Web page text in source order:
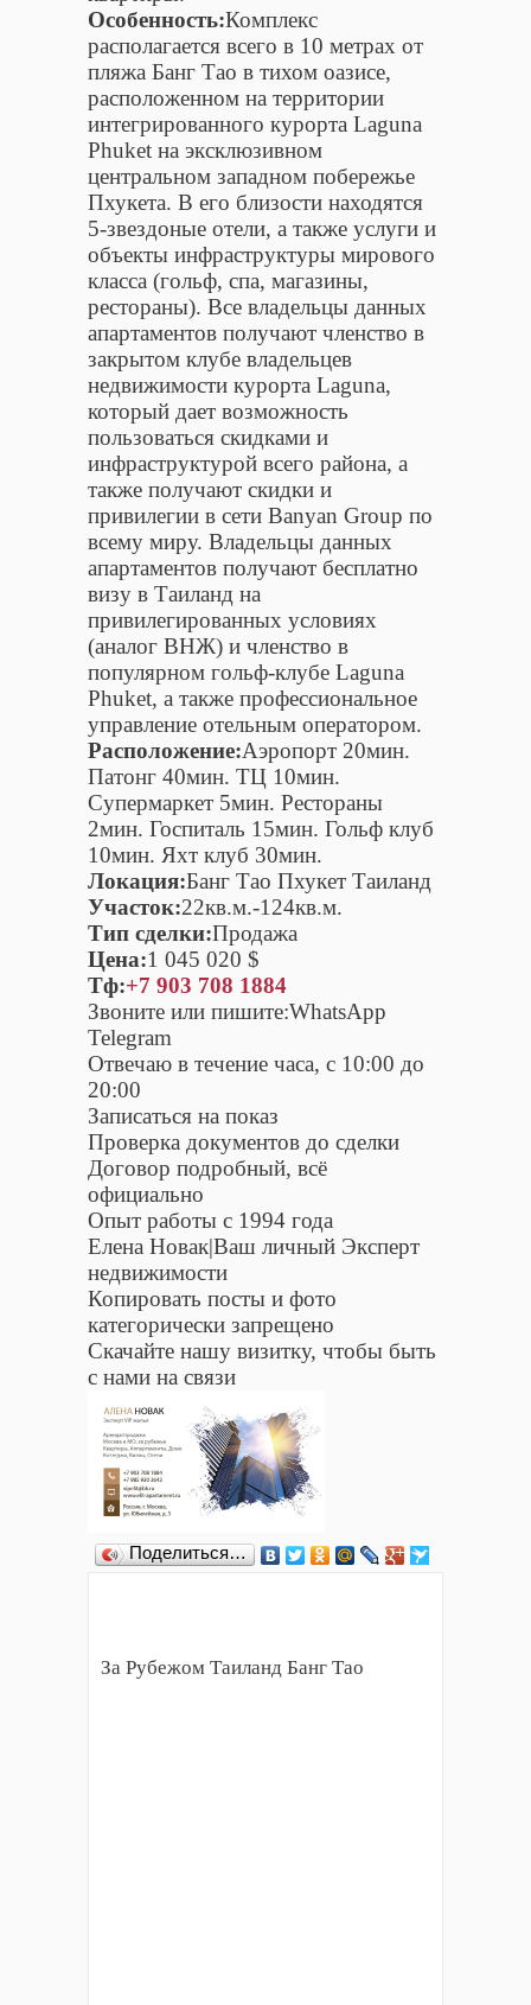
Особенность:Комплекс
располагается всего в 10 метрах от
пляжа Банг Тао в тихом оазисе,
расположенном на территории
интегрированного курорта Laguna
Phuket на эксклюзивном
центральном западном побережье
Пхукета. В его близости находятся
5-звездоные отели, а также услуги и
объекты инфраструктуры мирового
класса (гольф, спа, магазины,
рестораны). Все владельцы данных
апартаментов получают членство в
закрытом клубе владельцев
недвижимости курорта Laguna,
который дает возможность
пользоваться скидками и
инфраструктурой всего района, а
также получают скидки и
привилегии в сети Banyan Group по
всему миру. Владельцы данных
апартаментов получают бесплатно
визу в Таиланд на
привилегированных условиях
(аналог ВНЖ) и членство в
популярном гольф-клубе Laguna
Phuket, а также профессиональное
управление отельным оператором.
Расположение:Аэропорт 20мин.
Патонг 40мин. ТЦ 10мин.
Супермаркет 5мин. Рестораны
2мин. Госпиталь 15мин. Гольф клуб
10мин. Яхт клуб 30мин.
Локация:Банг Тао Пхукет Таиланд
Участок:22кв.м.-124кв.м.
Тип сделки:Продажа
Цена:1 045 020 $
Тф:+7 903 708 1884
Звоните или пишите:WhatsApp
Telegram
Отвечаю в течение часа, с 10:00 до
20:00
Записаться на показ
Проверка документов до сделки
Договор подробный, всё
официально
Опыт работы с 1994 года
Елена Новак|Ваш личный Эксперт
недвижимости
Копировать посты и фото
категорически запрещено
Скачайте нашу визитку, чтобы быть
с нами на связи
Поделиться…
За Рубежом Таиланд Банг Тао